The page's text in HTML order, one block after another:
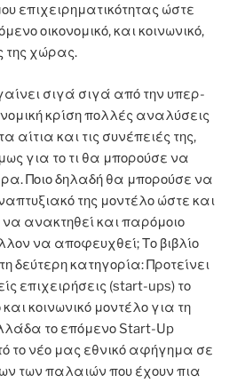
επιχειρηματικότητας ώστε
οικονομικό, και κοινωνικό,
της χώρας.
σιγά σιγά από την υπερ-
κρίση πολλές αναλύσεις
αίτια και τις συνέπειές της,
για το τι θα μπορούσε να
Ποιο δηλαδή θα μπορούσε να
της μοντέλο ώστε και
ανακτηθεί και παρόμοιο
να αποφευχθεί; Το βιβλίο
δεύτερη κατηγορία: Προτείνει
επιχειρήσεις (start-ups) το
κοινωνικό μοντέλο για τη
το επόμενο Start-Up
το νέο μας εθνικό αφήγημα σε
των παλαιών που έχουν πια